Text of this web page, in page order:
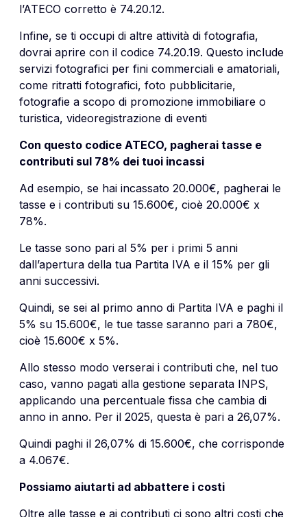
l’ATECO corretto è 74.20.12.
Infine, se ti occupi di altre attività di fotografia,
dovrai aprire con il codice 74.20.19. Questo include
servizi fotografici per fini commerciali e amatoriali,
come ritratti fotografici, foto pubblicitarie,
fotografie a scopo di promozione immobiliare o
turistica, videoregistrazione di eventi
Con questo codice ATECO, pagherai tasse e
contributi sul 78% dei tuoi incassi
Ad esempio, se hai incassato 20.000€, pagherai le
tasse e i contributi su 15.600€, cioè 20.000€ x
78%.
Le tasse sono pari al 5% per i primi 5 anni
dall’apertura della tua Partita IVA e il 15% per gli
anni successivi.
Quindi, se sei al primo anno di Partita IVA e paghi il
5% su 15.600€, le tue tasse saranno pari a 780€,
cioè 15.600€ x 5%.
Allo stesso modo verserai i contributi che, nel tuo
caso, vanno pagati alla gestione separata INPS,
applicando una percentuale fissa che cambia di
anno in anno. Per il 2025, questa è pari a 26,07%.
Quindi paghi il 26,07% di 15.600€, che corrisponde
a 4.067€.
Possiamo aiutarti ad abbattere i costi
Oltre alle tasse e ai contributi ci sono altri costi che